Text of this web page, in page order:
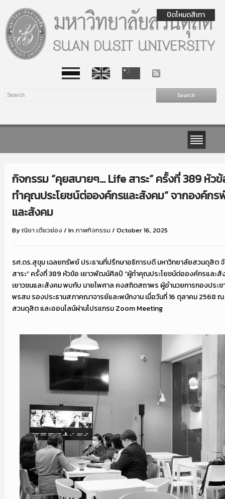
กิจกรรม “คุยสบายๆ… Life สาระ” ครั้งที่ 389 หั
ทำคุณประโยชน์ต่อองค์กรและสังคม” จากองค์ก
และสังคม
Byณิชา เตียวย่อง / Inภาพกิจกรรม / October 16, 2025
รศ.ดร.สุขุม เฉลยทรัพย์ ประธานที่ปรึกษาอธิการบดี มหาวิทยาลัยสวนดุสิต
สาระ” ครั้งที่ 389 หัวข้อ เยาวพัฒน์ศิลป์ “ผู้ทำคุณประโยชน์ต่อองค์กรและ
เยาวชนและสังคม พบกับ นายไพศาล คงสถิตสถาพร ผู้อำนวยการกองประ
พรสม รองประธานสภาคณาจารย์และพนักงาน เมื่อวันที่ 16 ตุลาคม 2568
สวนดุสิต และออนไลน์ผ่านโปรแกรม Zoom Meeting
ปิดโหมดสีเทา